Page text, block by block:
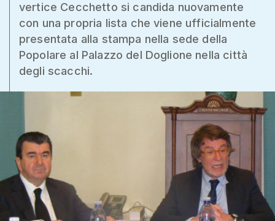
vertice Cecchetto si candida nuovamente
con una propria lista che viene ufficialmente
presentata alla stampa nella sede della
Popolare al Palazzo del Doglione nella città
degli scacchi.